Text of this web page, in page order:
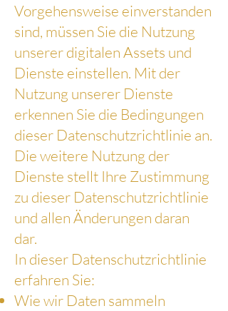
Vorgehensweise einverstanden
sind, müssen Sie die Nutzung
unserer digitalen Assets und
Dienste einstellen. Mit der
Nutzung unserer Dienste
erkennen Sie die Bedingungen
dieser Datenschutzrichtlinie an.
Die weitere Nutzung der
Dienste stellt Ihre Zustimmung
zu dieser Datenschutzrichtlinie
und allen Änderungen daran
dar.
In dieser Datenschutzrichtlinie
erfahren Sie:
Wie wir Daten sammeln